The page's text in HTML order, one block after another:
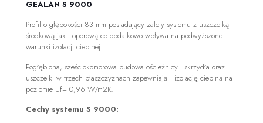
GEALAN S 9000
Profil o głębokości 83 mm posiadający zalety systemu z uszczelką
środkową jak i oporową co dodatkowo wpływa na podwyższone
warunki izolacji cieplnej.
Pogłębiona, sześciokomorowa budowa ościeżnicy i skrzydła oraz
uszczelki w trzech płaszczyznach zapewniają izolację cieplną na
poziomie Uf= 0,96 W/m2K.
Cechy systemu S 9000: